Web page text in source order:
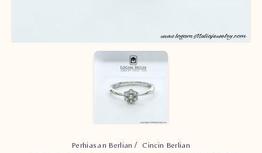
Perhiasan Berlian
Cincin Berlian